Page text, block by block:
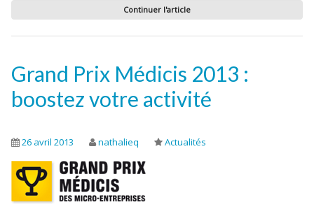
Continuer l'article
Grand Prix Médicis 2013 :
boostez votre activité
26 avril 2013 nathalieq Actualités